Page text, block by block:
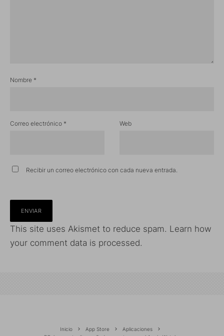
Nombre *
Correo electrónico * Web
Recibir un correo electrónico con cada nueva entrada.
This site uses Akismet to reduce spam. Learn how
your comment data is processed.
Inicio App Store
Aplicaciones